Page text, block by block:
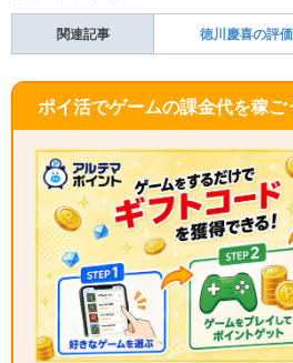
関連記事 徳川慶喜の評
ポイ活でゲームの課金代を稼ご